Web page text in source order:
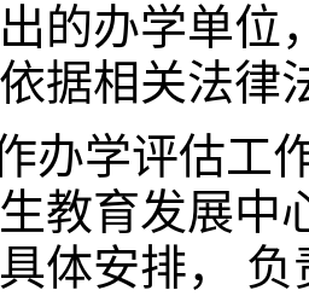
的办学单位
据相关法律
办学评估工
教育发展中
体安排，